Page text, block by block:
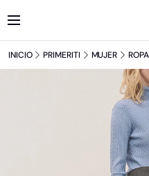
INICIO PRIMERITI MUJER ROPA